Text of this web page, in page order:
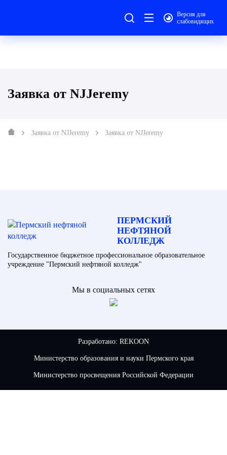
Версия для
слабовидящих
Заявка от NJJeremy
Заявка от NJJeremy Заявка от NJJeremy
ПЕРМСКИЙ
НЕФТЯНОЙ
КОЛЛЕДЖ
Государственное бюджетное профессиональное образовательное
учреждение "Пермский нефтяной колледж"
Мы в социальных сетях
Разработано: REKOON
Министерство образования и науки Пермского края
Министерство просвещения Российской Федерации